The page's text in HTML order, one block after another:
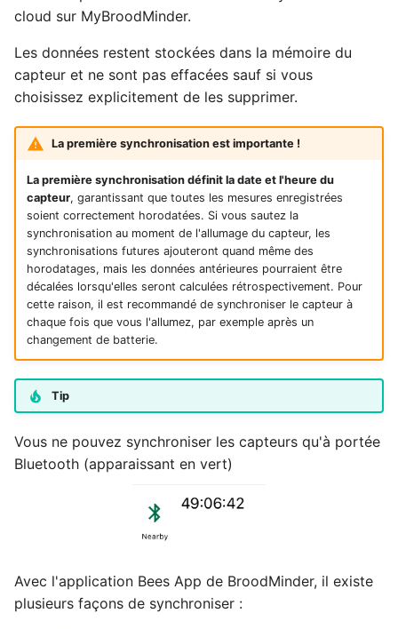
cloud sur MyBroodMinder.
Les données restent stockées dans la mémoire du
capteur et ne sont pas effacées sauf si vous
choisissez explicitement de les supprimer.
La première synchronisation est importante !
La première synchronisation définit la date et l'heure du
capteur, garantissant que toutes les mesures enregistrées
soient correctement horodatées. Si vous sautez la
synchronisation au moment de l'allumage du capteur, les
synchronisations futures ajouteront quand même des
horodatages, mais les données antérieures pourraient être
décalées lorsqu'elles seront calculées rétrospectivement. Pour
cette raison, il est recommandé de synchroniser le capteur à
chaque fois que vous l'allumez, par exemple après un
changement de batterie.
Tip
Vous ne pouvez synchroniser les capteurs qu'à portée
Bluetooth (apparaissant en vert)
Avec l'application Bees App de BroodMinder, il existe
plusieurs façons de synchroniser :